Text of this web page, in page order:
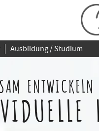
Ausbildung / Studium